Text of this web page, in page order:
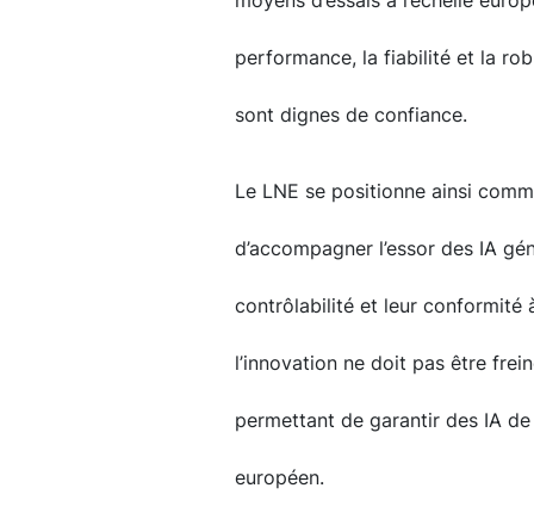
performance, la fiabilité et la
sont dignes de confiance.
Le LNE se positionne ainsi
d’accompagner l’essor des IA
contrôlabilité et leur conformité
l’innovation ne doit pas être
permettant de garantir des IA
européen.